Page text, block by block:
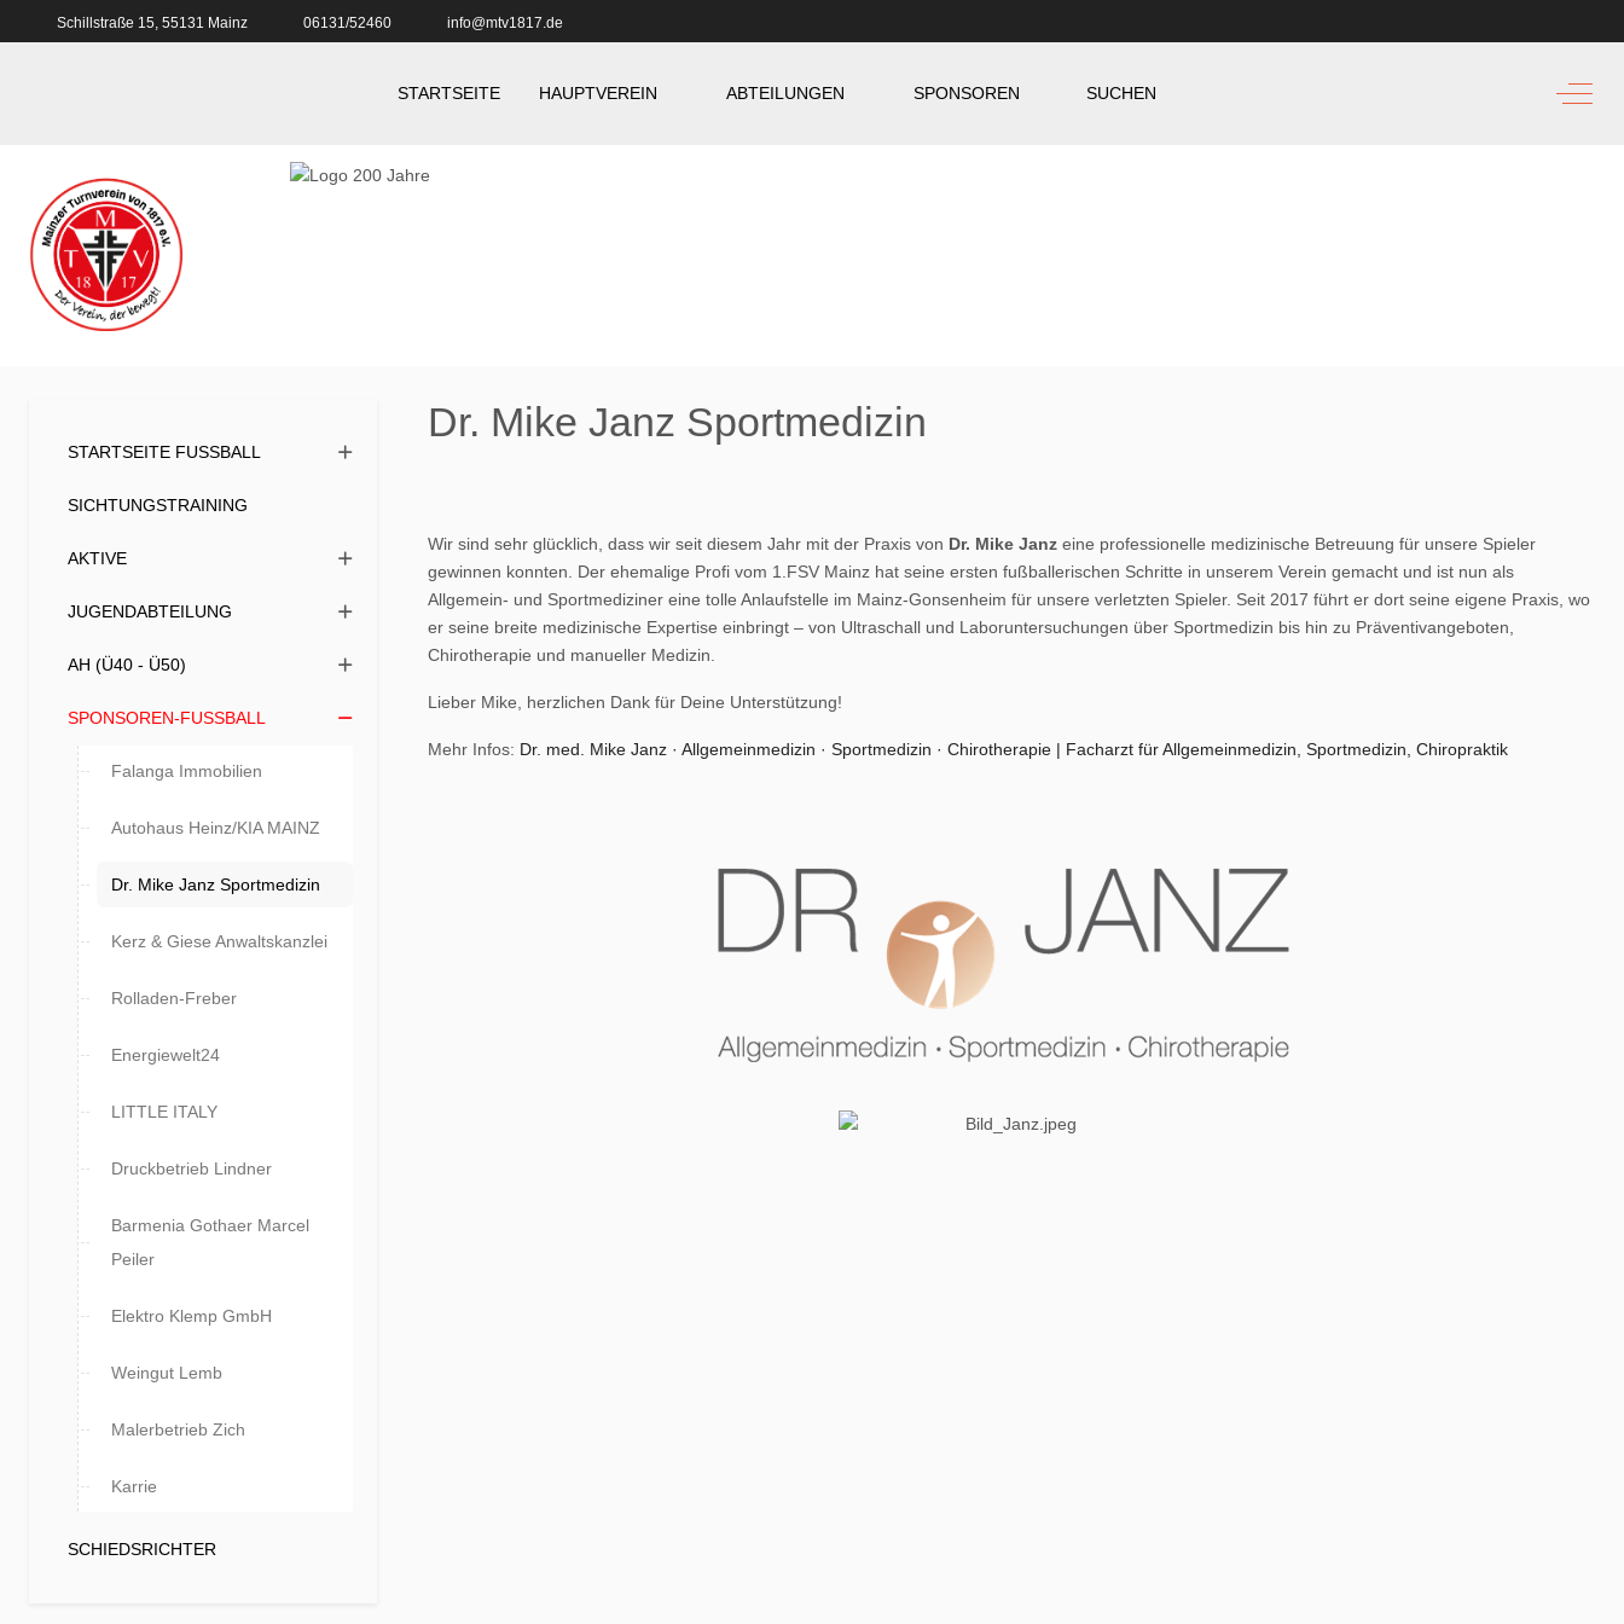
Schillstraße 15, 55131 Mainz 06131/52460 info@mtv1817.de
STARTSEITE HAUPTVEREIN ABTEILUNGEN SPONSOREN SUCHEN Off-
STARTSEITE FUSSBALL
SICHTUNGSTRAINING
AKTIVE
JUGENDABTEILUNG
AH (Ü40 - Ü50)
SPONSOREN-FUSSBALL
Falanga Immobilien
Autohaus Heinz/KIA MAINZ
Dr. Mike Janz Sportmedizin
Kerz & Giese Anwaltskanzlei
Rolladen-Freber
Energiewelt24
LITTLE ITALY
Druckbetrieb Lindner
Barmenia Gothaer Marcel
Peiler
Elektro Klemp GmbH
Weingut Lemb
Malerbetrieb Zich
Karrie
SCHIEDSRICHTER
Dr. Mike Janz Sportmedizin
Wir sind sehr glücklich, dass wir seit diesem Jahr mit der Praxis von Dr. Mike Janz eine professionelle medizinische Betreuung für unsere Spieler
gewinnen konnten. Der ehemalige Profi vom 1.FSV Mainz hat seine ersten fußballerischen Schritte in unserem Verein gemacht und ist nun als
Allgemein- und Sportmediziner eine tolle Anlaufstelle im Mainz-Gonsenheim für unsere verletzten Spieler. Seit 2017 führt er dort seine eigene Praxis, wo
er seine breite medizinische Expertise einbringt – von Ultraschall und Laboruntersuchungen über Sportmedizin bis hin zu Präventivangeboten,
Chirotherapie und manueller Medizin.
Lieber Mike, herzlichen Dank für Deine Unterstützung!
Mehr Infos: Dr. med. Mike Janz · Allgemeinmedizin · Sportmedizin · Chirotherapie | Facharzt für Allgemeinmedizin, Sportmedizin, Chiropraktik